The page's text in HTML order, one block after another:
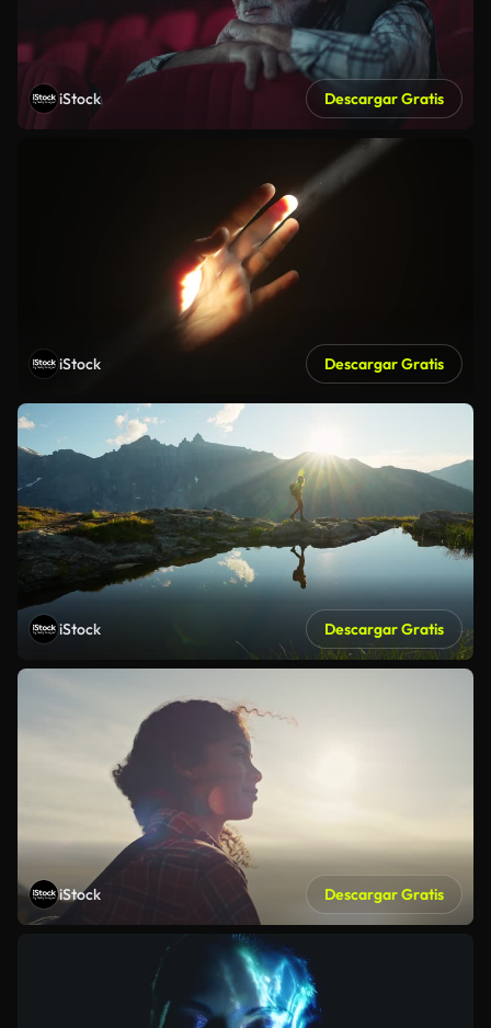
iStock Descargar Gratis
iStock Descargar Gratis
iStock Descargar Gratis
iStock Descargar Gratis